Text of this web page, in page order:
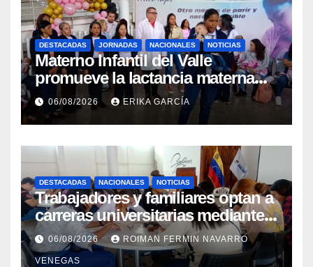
DESTACADAS JORNADAS NACIONALES NOTICIAS
Materno Infantil del Valle
promueve la lactancia materna
como un inicio sostenible para la
vida
06/08/2026 ERIKA GARCÍA
DESTACADAS NACIONALES NOTICIAS
Trabajadores y familiares optan a
carreras universitarias mediante
convenio entre MinSalud y la
UCV
06/08/2026 ROIMAN FERMIN NAVARRO
VENEGAS